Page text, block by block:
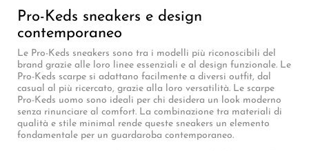
Pro-Keds sneakers e design
contemporaneo
Le Pro-Keds sneakers sono tra i modelli più riconoscibili del
brand grazie alle loro linee essenziali e al design funzionale. Le
Pro-Keds scarpe si adattano facilmente a diversi outfit, dal
casual al più ricercato, grazie alla loro versatilità. Le scarpe
Pro-Keds uomo sono ideali per chi desidera un look moderno
senza rinunciare al comfort. La combinazione tra materiali di
qualità e stile minimal rende queste sneakers un elemento
fondamentale per un guardaroba contemporaneo.